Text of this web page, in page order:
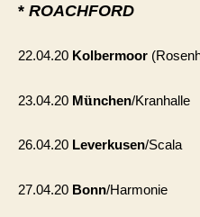
* ROACHFORD
22.04.20 Kolbermoor
23.04.20 München/Kranhalle
26.04.20 Leverkusen/Scala
27.04.20 Bonn/Harmonie